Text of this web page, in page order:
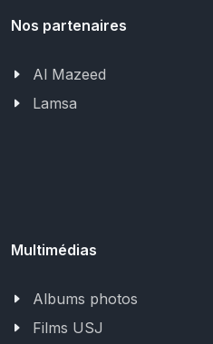
Nos partenaires
Al Mazeed
Lamsa
Multimédias
Albums photos
Films USJ